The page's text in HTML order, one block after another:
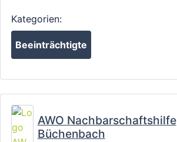
Kategorien:
Beeinträchtigte
AWO Nachbarschaftshilfe
Büchenbach